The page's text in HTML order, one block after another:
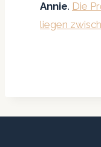
Annie. Die
liegen